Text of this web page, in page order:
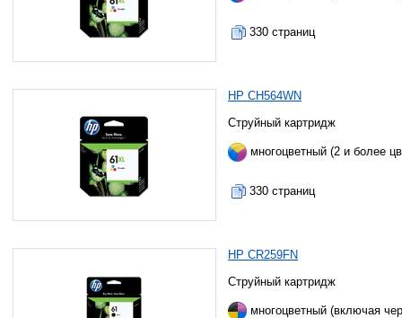
330 страниц
HP CH564WN
Струйный картридж
многоцветный (2 и более
330 страниц
HP CR259FN
Струйный картридж
многоцветный (включая